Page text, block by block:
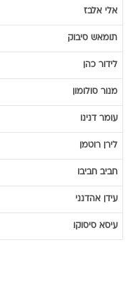
אלי אלבז
תומאש סיבוק
לידור כהן
מנור סולומון
עומר דנינו
לירן רוטמן
חביב חביבו
עידן אהדנני
עיסא סיסוקו